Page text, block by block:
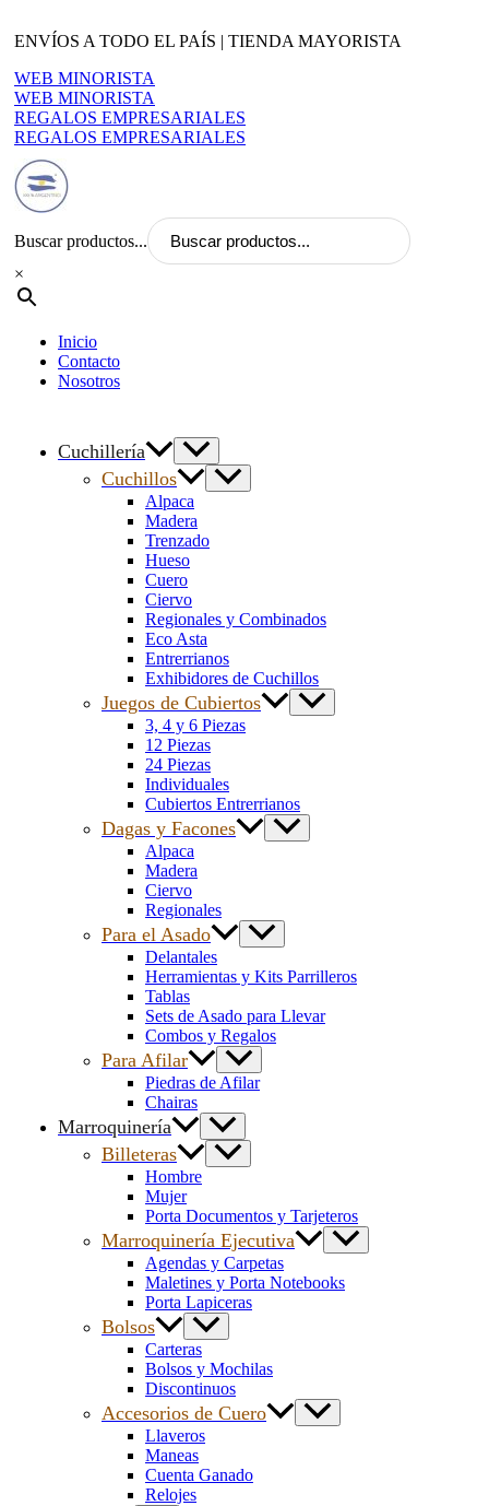
al
ENVÍOS A TODO EL PAÍS | TIENDA MAYORISTA
WEB MINORISTA
WEB MINORISTA
REGALOS EMPRESARIALES
REGALOS EMPRESARIALES
Buscar productos...
×
Inicio
Contacto
Nosotros
Cuchillería
Cuchillos
Alpaca
Madera
Trenzado
Hueso
Cuero
Ciervo
Regionales y Combinados
Eco Asta
Entrerrianos
Exhibidores de Cuchillos
Juegos de Cubiertos
3, 4 y 6 Piezas
12 Piezas
24 Piezas
Individuales
Cubiertos Entrerrianos
Dagas y Facones
Alpaca
Madera
Ciervo
Regionales
Para el Asado
Delantales
Herramientas y Kits Parrilleros
Tablas
Sets de Asado para Llevar
Combos y Regalos
Para Afilar
Piedras de Afilar
Chairas
Marroquinería
Billeteras
Hombre
Mujer
Porta Documentos y Tarjeteros
Marroquinería Ejecutiva
Agendas y Carpetas
Maletines y Porta Notebooks
Porta Lapiceras
Bolsos
Carteras
Bolsos y Mochilas
Discontinuos
Accesorios de Cuero
Llaveros
Maneas
Cuenta Ganado
Relojes